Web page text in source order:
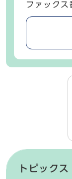
ファック
トピックス